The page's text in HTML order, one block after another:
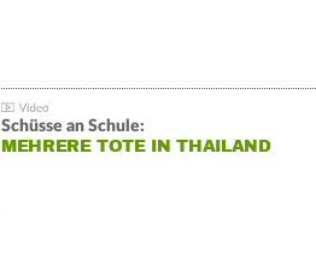
Schüsse an Schule:
MEHRERE TOTE IN THAILAND